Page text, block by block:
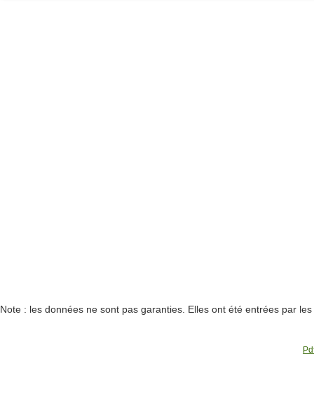
Note : les données ne sont pas garanties. Elles ont été entrées par